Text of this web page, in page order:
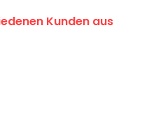
Kunden aus